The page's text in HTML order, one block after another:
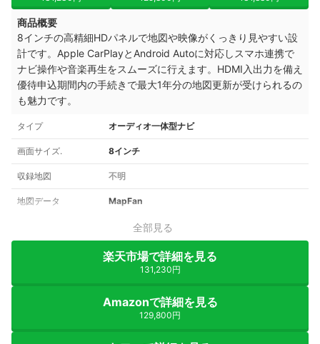
商品概要
8インチの高精細HDパネルで地図や映像がくっきり見やすい設
計です。Apple CarPlayとAndroid Autoに対応しスマホ連携で
ナビ操作や音楽再生をスムーズに行えます。HDMI入出力を備え
優待申込期間内の手続きで最大1年分の地図更新が受けられるの
も魅力です。
タイプ オーディオ一体型ナビ
画面サイズ. 8インチ
収録地図 不明
地図データ MapFan
全部見る
楽天市場で詳細を見る
131,230円
Amazonで詳細を見る
129,800円